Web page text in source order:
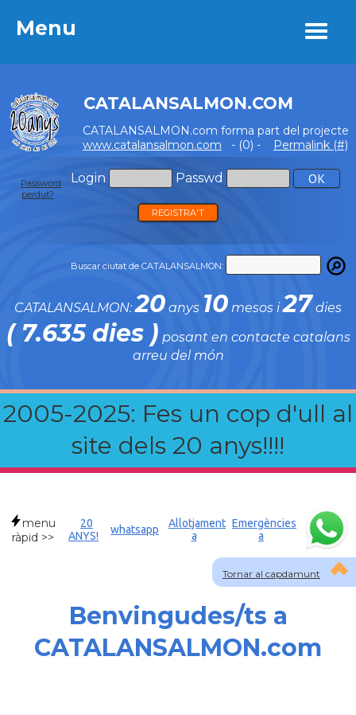
Menu
CATALANSALMON.COM
CATALANSALMON.com forma part del projecte
www.catalansalmon.com - (0) - Permalink (#)
Login Passwd
Password
perdut?
REGISTRA'T
Buscar ciutat de CATALANSALMON:
CATALANSALMON:20 anys 10 mesos i27 dies
( 7.635 dies ) posant en contacte catalans
arreu del món
2005-2025: Fes un cop d'ull al
site dels 20 anys!!!!
Menu
Tornar al capdamunt
menu
ràpid >>
20
ANYS!
whatsapp
Allotjament
a
Emergències
a
Benvingudes/ts a
CATALANSALMON.com